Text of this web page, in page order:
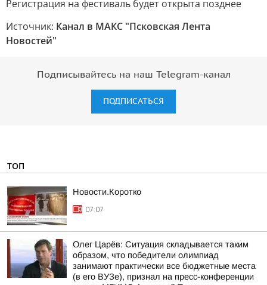
Регистрация на фестиваль будет открыта позднее
Источник: Канал в МАКС "Псковская Лента
Новостей"
Подписывайтесь на наш Telegram-канал
ПОДПИСАТЬСЯ
ТОП
Новости.Коротко
07:07
Олег Царёв: Ситуация складывается таким
образом, что победители олимпиад
занимают практически все бюджетные места
(в его ВУЗе), признал на пресс-конференции